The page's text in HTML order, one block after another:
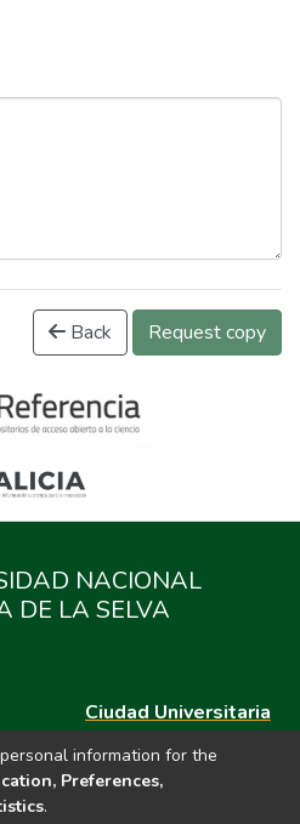
Back Request copy
NACIONAL
DE LA SELVA
Ciudad Universitaria
km. 1.21 Tingo María, Huánuco
Datos del contacto
information for the
Preferences,
.